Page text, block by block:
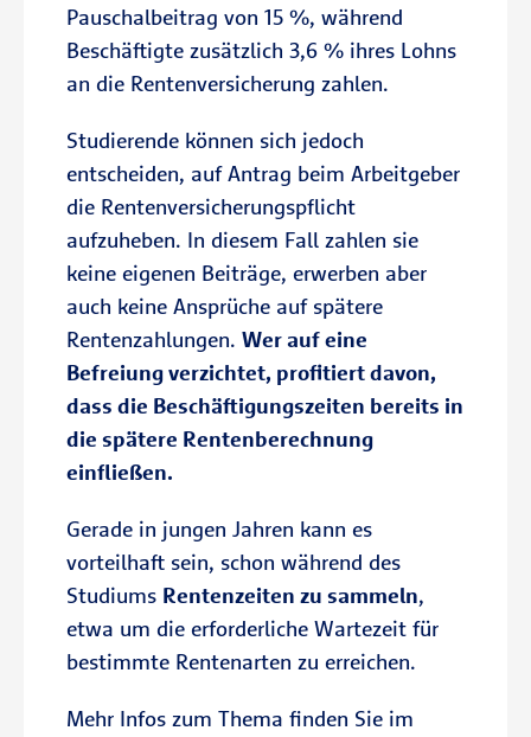
Pauschalbeitrag von 15 %, während
Beschäftigte zusätzlich 3,6 % ihres Lohns
an die Rentenversicherung zahlen.
Studierende können sich jedoch
entscheiden, auf Antrag beim Arbeitgeber
die Rentenversicherungspflicht
aufzuheben. In diesem Fall zahlen sie
keine eigenen Beiträge, erwerben aber
auch keine Ansprüche auf spätere
Rentenzahlungen. Wer auf eine
Befreiung verzichtet, profitiert davon,
dass die Beschäftigungszeiten bereits in
die spätere Rentenberechnung
einfließen.
Gerade in jungen Jahren kann es
vorteilhaft sein, schon während des
Studiums Rentenzeiten zu sammeln,
etwa um die erforderliche Wartezeit für
bestimmte Rentenarten zu erreichen.
Mehr Infos zum Thema finden Sie im